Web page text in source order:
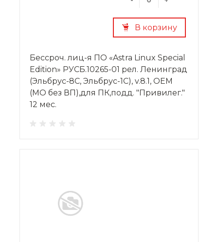
В корзину
Бессроч. лиц-я ПО «Astra Linux Special
Edition» РУСБ.10265-01 рел. Ленинград
(Эльбрус-8С, Эльбрус-1С), v.8.1, OEM
(МО без ВП),для ПК,подд. "Привилег."
12 мес.